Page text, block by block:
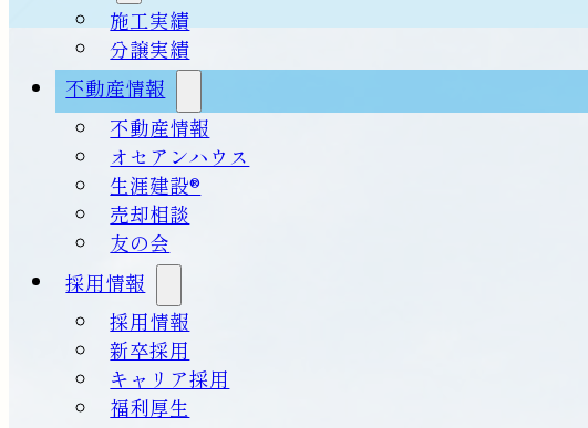
施工実績
分譲実績
不動産情報
不動産情報
オセアンハウス
生涯建設®
売却相談
友の会
採用情報
採用情報
新卒採用
キャリア採用
福利厚生